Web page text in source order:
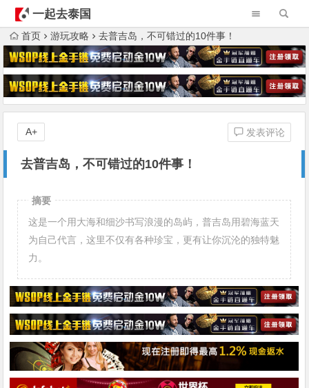
一起去泰国
首页 游玩攻略 去普吉岛，不可错过的10件事！
去普吉岛，不可错过的10件事！
发表评论
A+
摘要
这是一个用大海和细沙书写浪漫的岛屿，普吉岛用碧海蓝天
为自己代言，这里不仅有各种珍宝，更有让你沉沦的独特魅
力。